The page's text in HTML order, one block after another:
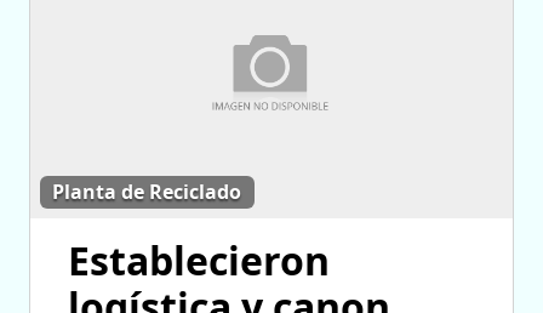
Planta de Reciclado
Establecieron